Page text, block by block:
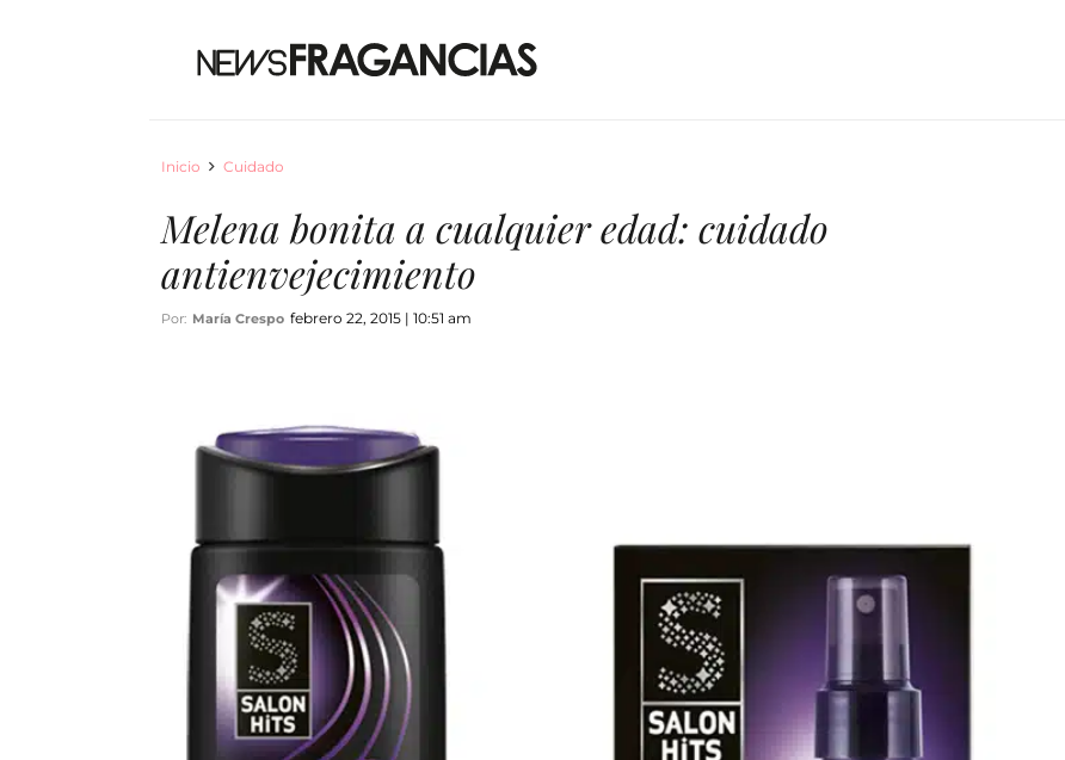
Inicio Cuidado
Melena bonita a cualquier edad: cuidado
antienvejecimiento
Por: María Crespo febrero 22, 2015 | 10:51 am